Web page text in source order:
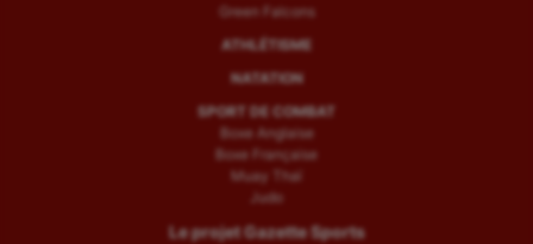
Green Falcons
ATHLÉTISME
NATATION
SPORT DE COMBAT
Boxe Anglaise
Boxe Française
Muay Thaï
Judo
Le projet Gazette Sports